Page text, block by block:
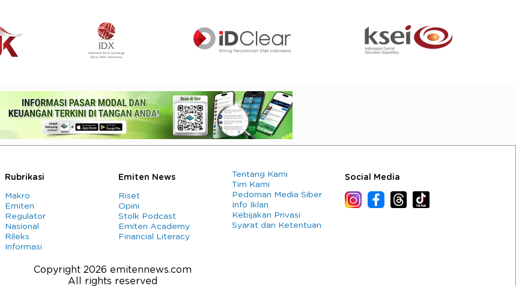
Rubrikasi
Makro
Emiten
Regulator
Nasional
Rileks
Informasi
Emiten News
Riset
Opini
Stolk Podcast
Emiten Academy
Financial Literacy
Tentang Kami
Tim Kami
Pedoman Media Siber
Info Iklan
Kebijakan Privasi
Syarat dan Ketentuan
Social Media
Copyright 2026 emitennews.com
All rights reserved